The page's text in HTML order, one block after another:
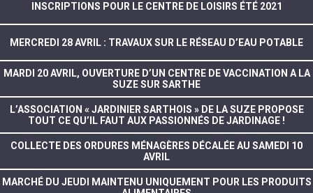
INSCRIPTIONS POUR LE CENTRE DE LOISIRS ÉTÉ 2021
MERCREDI 28 AVRIL : TRAVAUX SUR LE RÉSEAU D’EAU POTABLE
MARDI 20 AVRIL, OUVERTURE D’UN CENTRE DE VACCINATION A LA
SUZE SUR SARTHE
L’ASSOCIATION « JARDINIER SARTHOIS » DE LA SUZE PROPOSE
TOUT CE QU’IL FAUT AUX PASSIONNÉS DE JARDINAGE !
COLLECTE DES ORDURES MÉNAGÈRES DÉCALÉE AU SAMEDI 10
AVRIL
MARCHÉ DU JEUDI MAINTENU UNIQUEMENT POUR LES PRODUITS